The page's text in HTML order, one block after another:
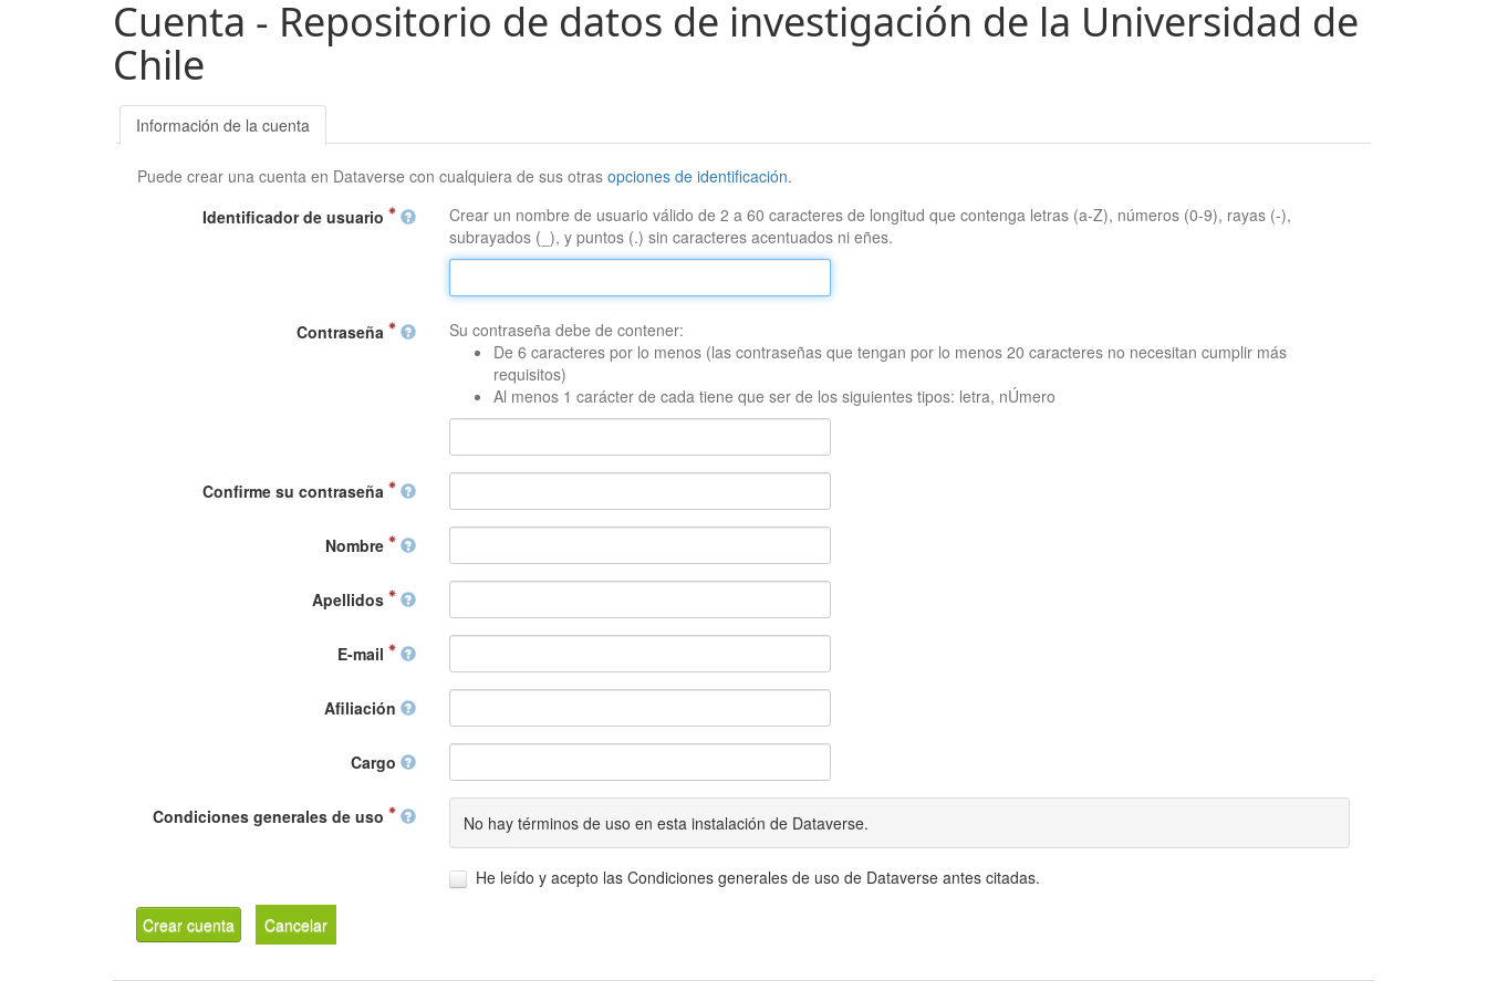
Cuenta - Repositorio de datos de investigación de la Universidad de
Chile
Información de la cuenta
Puede crear una cuenta en Dataverse con cualquiera de sus otrasopciones de identificación.
Identificador de usuario
Crear un nombre de usuario válido de 2 a 60 caracteres de longitud que contenga letras (a-Z), números (0-9), rayas (-),
subrayados (_), y puntos (.) sin caracteres acentuados ni eñes.
Contraseña
Su contraseña debe de contener:
De 6 caracteres por lo menos (las contraseñas que tengan por lo menos 20 caracteres no necesitan cumplir más
requisitos)
Al menos 1 carácter de cada tiene que ser de los siguientes tipos: letra, nÚmero
Confirme su contraseña
Nombre
Apellidos
E-mail
Afiliación
Cargo
Condiciones generales de uso No hay términos de uso en esta instalación de Dataverse.
He leído y acepto las Condiciones generales de uso de Dataverse antes citadas.
Crear cuenta Cancelar